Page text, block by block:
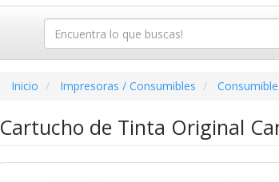
Inicio Impresoras / Consumibles
Cartucho de Tinta Original